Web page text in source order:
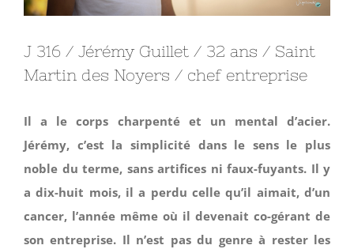
J 316 / Jérémy Guillet / 32 ans / Saint
Martin des Noyers / chef entreprise
Il a le corps charpenté et un mental d’acier.
Jérémy, c’est la simplicité dans le sens le plus
noble du terme, sans artifices ni faux-fuyants. Il y
a dix-huit mois, il a perdu celle qu’il aimait, d’un
cancer, l’année même où il devenait co-gérant de
son entreprise. Il n’est pas du genre à rester les